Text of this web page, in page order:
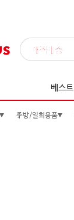
매직배송
베스트
주방/일회용품